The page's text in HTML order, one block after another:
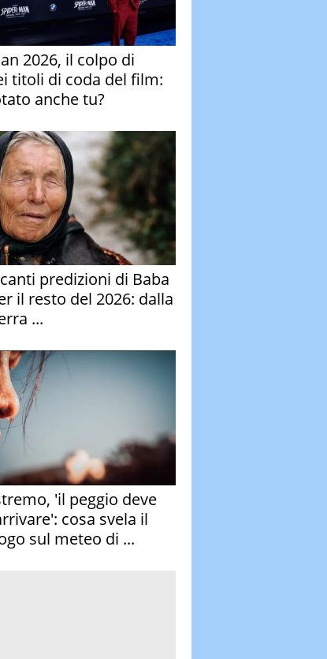
2026, il colpo di
titoli di coda del film:
anche tu?
predizioni di Baba
il resto del 2026: dalla
...
'il peggio deve
cosa svela il
sul meteo di ...